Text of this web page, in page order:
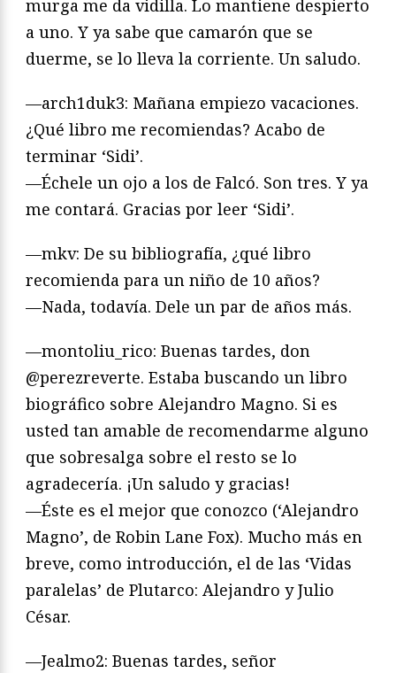
murga me da vidilla. Lo mantiene despierto
a uno. Y ya sabe que camarón que se
duerme, se lo lleva la corriente. Un saludo.
—arch1duk3: Mañana empiezo vacaciones.
¿Qué libro me recomiendas? Acabo de
terminar ‘Sidi’.
—Échele un ojo a los de Falcó. Son tres. Y ya
me contará. Gracias por leer ‘Sidi’.
—mkv: De su bibliografía, ¿qué libro
recomienda para un niño de 10 años?
—Nada, todavía. Dele un par de años más.
—montoliu_rico: Buenas tardes, don
@perezreverte. Estaba buscando un libro
biográfico sobre Alejandro Magno. Si es
usted tan amable de recomendarme alguno
que sobresalga sobre el resto se lo
agradecería. ¡Un saludo y gracias!
—Éste es el mejor que conozco (‘Alejandro
Magno’, de Robin Lane Fox). Mucho más en
breve, como introducción, el de las ‘Vidas
paralelas’ de Plutarco: Alejandro y Julio
César.
—Jealmo2: Buenas tardes, señor